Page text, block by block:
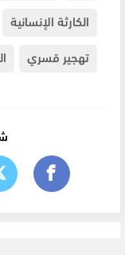
الكارثة الإنسانية
تهجير قسري